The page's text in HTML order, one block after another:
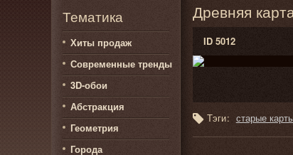
Тематика
Хиты продаж
Современные тренды
3D-обои
Абстракция
Геометрия
Города
Древняя
ID 5012
Тэги: старые